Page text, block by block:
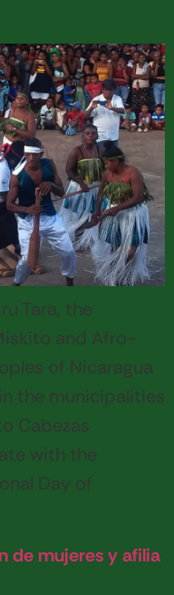
Tara, the
and Afro-
of Nicaragua
the municipalities
Cabezas
with the
Day of
de mujeres y afilia